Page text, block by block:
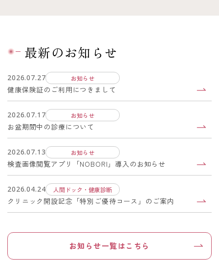
最新のお知らせ
2026.07.27 お知らせ
健康保険証のご利用につきまして
2026.07.17 お知らせ
お盆期間中の診療について
2026.07.13 お知らせ
検査画像閲覧アプリ「NOBORI」導入のお知らせ
2026.04.24 人間ドック・健康診断
クリニック開設記念「特別ご優待コース」のご案内
お知らせ一覧はこちら